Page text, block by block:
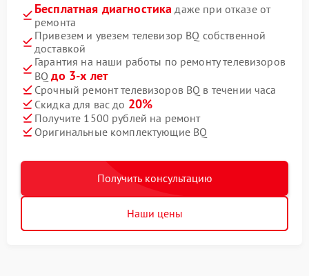
Бесплатная диагностика даже при отказе от
ремонта
Привезем и увезем телевизор BQ собственной
доставкой
Гарантия на наши работы по ремонту телевизоров
BQдо 3-х лет
Срочный ремонт телевизоров BQ в течении часа
Скидка для вас до 20%
Получите 1500 рублей на ремонт
Оригинальные комплектующие BQ
Получить консультацию
Наши цены